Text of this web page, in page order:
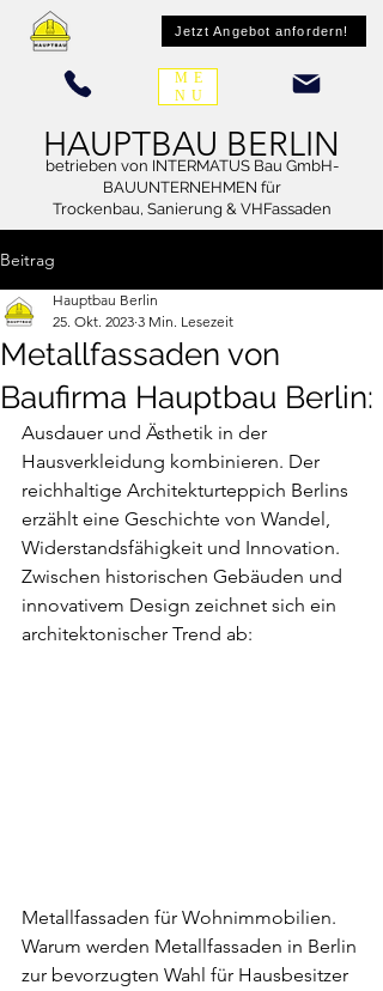
HAUPTBAU BERLIN
betrieben von INTERMATUS Bau GmbH-
BAUUNTERNEHMEN für
Trockenbau, Sanierung & VHFassaden
Jetzt Angebot anfordern!
ME
NU
Beitrag
Metallfassaden von
Baufirma Hauptbau Berlin:
Hauptbau Berlin
25. Okt. 2023 3 Min. Lesezeit
Ausdauer und Ästhetik in der
Hausverkleidung kombinieren. Der
reichhaltige Architekturteppich Berlins
erzählt eine Geschichte von Wandel,
Widerstandsfähigkeit und Innovation.
Zwischen historischen Gebäuden und
innovativem Design zeichnet sich ein
architektonischer Trend ab:
Metallfassaden für Wohnimmobilien.
Warum werden Metallfassaden in Berlin
zur bevorzugten Wahl für Hausbesitzer